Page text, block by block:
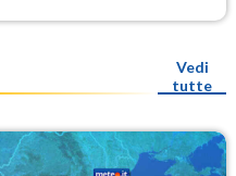
Vedi
tutte